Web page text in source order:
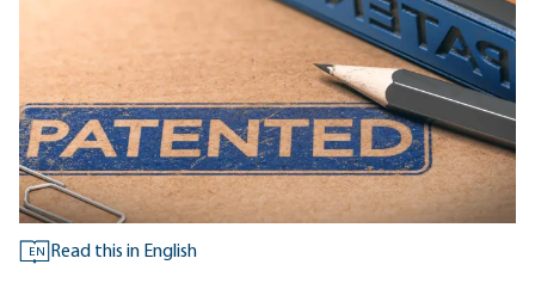
EN Read this in English